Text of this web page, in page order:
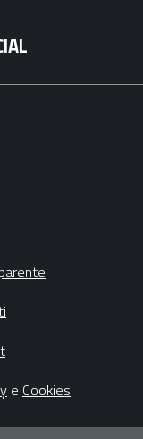
e Cookies